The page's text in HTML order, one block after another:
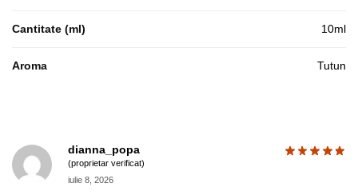
Cantitate (ml) 10ml
Aroma Tutun
dianna_popa
(proprietar verificat)
iulie 8, 2026